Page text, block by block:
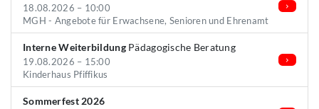
18.08.2026 – 10:00
MGH - Angebote für Erwachsene, Senioren und Ehrenamt
Interne WeiterbildungPädagogische Beratung
19.08.2026 – 15:00
Kinderhaus Pfiffikus
Sommerfest 2026